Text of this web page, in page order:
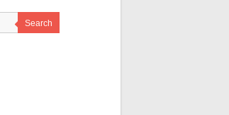
Search